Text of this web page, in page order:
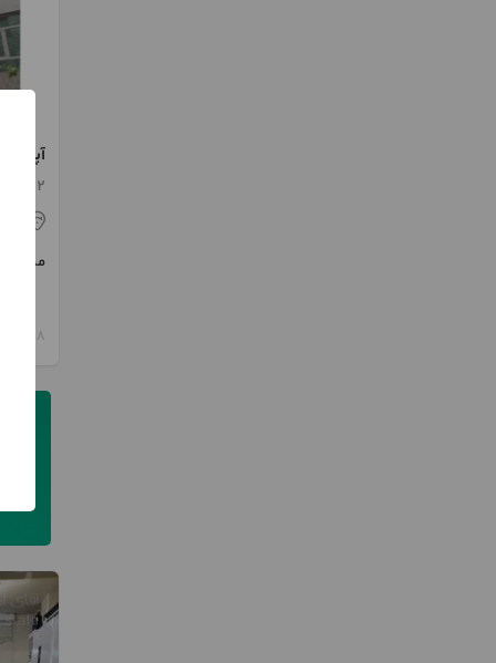
آپارتمان ۱۰۰ متری تک واحدی
2 اتاق / طبقه 3 / ساخت 1392
مبلغ
8 ماه پیش